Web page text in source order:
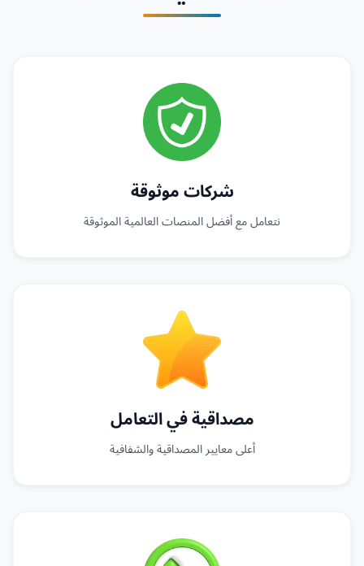
شركات موثوقة
نتعامل مع أفضل المنصات العالمية الموثوقة
مصداقية في التعامل
أعلى معايير المصداقية والشفافية